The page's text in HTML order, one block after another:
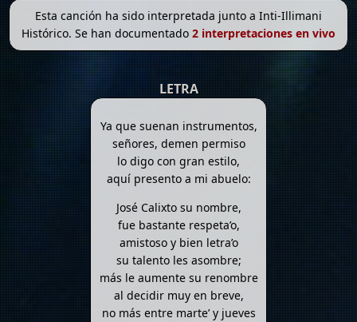
Esta canción ha sido interpretada junto a Inti-Illimani
Histórico. Se han documentado 2 interpretaciones en vivo
LETRA
Ya que suenan instrumentos,
señores, demen permiso
lo digo con gran estilo,
aquí presento a mi abuelo:
José Calixto su nombre,
fue bastante respeta’o,
amistoso y bien letra’o
su talento les asombre;
más le aumente su renombre
al decidir muy en breve,
no más entre marte’ y jueves